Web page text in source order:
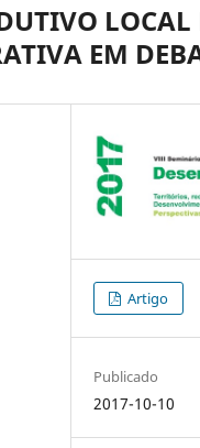
LOCAL
EM
Artigo
Publicado
2017-10-10